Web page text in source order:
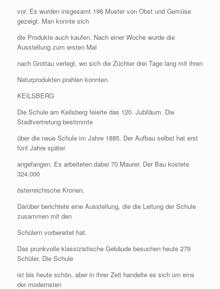
vor. Es wurden insgesamt 198 Muster von Obst und Gemüse
gezeigt. Man konnte sich
die Produkte auch kaufen. Nach einer Woche wurde die
Ausstellung zum ersten Mal
nach Grottau verlegt, wo sich die Züchter drei Tage lang mit ihren
Naturprodukten prahlen konnten.
KEILSBERG
Die Schule am Keilsberg feierte das 120. Jubiläum. Die
Stadtvertretung bestimmte
über die neue Schule im Jahre 1885. Der Aufbau selbst hat erst
fünf Jahre später
angefangen. Es arbeiteten dabei 70 Maurer. Der Bau kostete
324.000
österreichische Kronen.
Darüber berichtete eine Ausstellung, die die Leitung der Schule
zusammen mit den
Schülern vorbereitet hat.
Das prunkvolle klassizistische Gebäude besuchen heute 279
Schüler. Die Schule
ist bis heute schön, aber in ihrer Zeit handelte es sich um eins
der modernsten